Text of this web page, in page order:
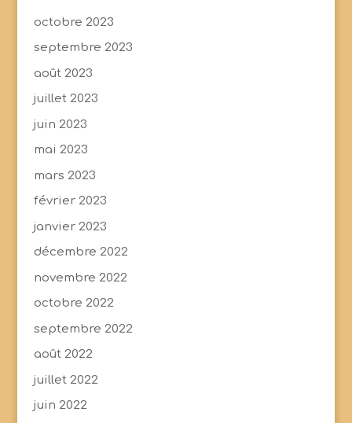
octobre 2023
septembre 2023
août 2023
juillet 2023
juin 2023
mai 2023
mars 2023
février 2023
janvier 2023
décembre 2022
novembre 2022
octobre 2022
septembre 2022
août 2022
juillet 2022
juin 2022